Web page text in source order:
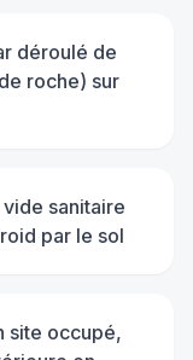
déroulé de
roche) sur
sanitaire
par le sol
site occupé,